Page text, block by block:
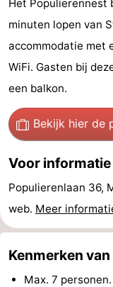
Westende
breakfasts)
Hotels
Vakantiehuizen
Nieuwpoort
-
Oostduinkerke
zee
minutes
Strand
Het Populierennest
minuten lopen van
accommodatie met
WiFi. Gasten bij
een balkon.
Bekijk hier de
Voor
Populierenlaan 36,
web. Meer
Kenmerken
Max. 7 personen.